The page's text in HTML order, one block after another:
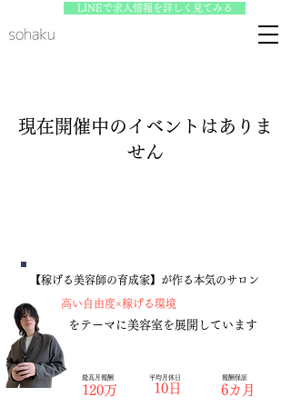
LINEで求人情報を詳しく見てみる
現在開催中のイベントはありま
せん
【稼げる美容師の育成家】が作る本気のサロン
​高い自由度×稼げる環境
をテーマに美容室を展開しています
​最高月報酬
120万 10日
​平均月休日 ​報酬保証
6カ月